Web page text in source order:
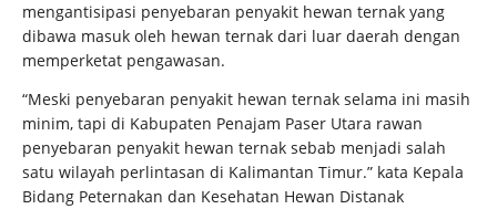
mengantisipasi penyebaran penyakit hewan ternak yang
dibawa masuk oleh hewan ternak dari luar daerah dengan
memperketat pengawasan.
“Meski penyebaran penyakit hewan ternak selama ini masih
minim, tapi di Kabupaten Penajam Paser Utara rawan
penyebaran penyakit hewan ternak sebab menjadi salah
satu wilayah perlintasan di Kalimantan Timur.” kata Kepala
Bidang Peternakan dan Kesehatan Hewan Distanak